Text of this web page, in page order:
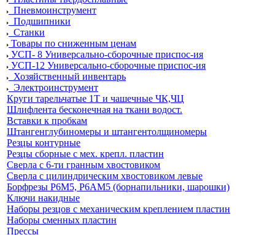
Пневмоинструмент
Подшипники
Станки
Товары по сниженным ценам
УСП- 8 Универсально-сборочные приспос-ия
УСП-12 Универсально-сборочные приспос-ия
Хозяйственный инвентарь
Электроинструмент
Круги тарельчатые 1Т и чашечные ЧК,ЧЦ
Шлифлента бесконечная на ткани водост.
Вставки к пробкам
Штангенглубиномеры и штангентолщиномеры
Резцы контурные
Резцы сборные с мех. крепл. пластин
Сверла с 6-ти гранным хвостовиком
Сверла с цилиндрическим хвостовиком левые
Борфрезы Р6М5, Р6АМ5 (борнапильники, шарошки)
Ключи накидные
Наборы резцов с механическим креплением пластин
Наборы сменных пластин
Прессы